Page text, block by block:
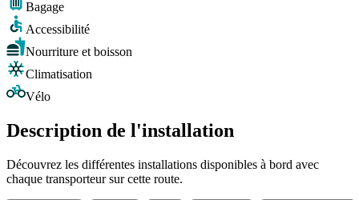
Bagage
Accessibilité
Nourriture et boisson
Climatisation
Vélo
Description de l'installation
Découvrez les différentes installations disponibles à bord avec
chaque transporteur sur cette route.